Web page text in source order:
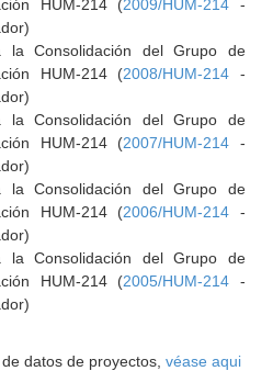
HUM-214 (2009/HUM-214 -
la Consolidación del Grupo de
HUM-214 (2008/HUM-214 -
la Consolidación del Grupo de
HUM-214 (2007/HUM-214 -
la Consolidación del Grupo de
HUM-214 (2006/HUM-214 -
la Consolidación del Grupo de
HUM-214 (2005/HUM-214 -
datos de proyectos, véase aqui